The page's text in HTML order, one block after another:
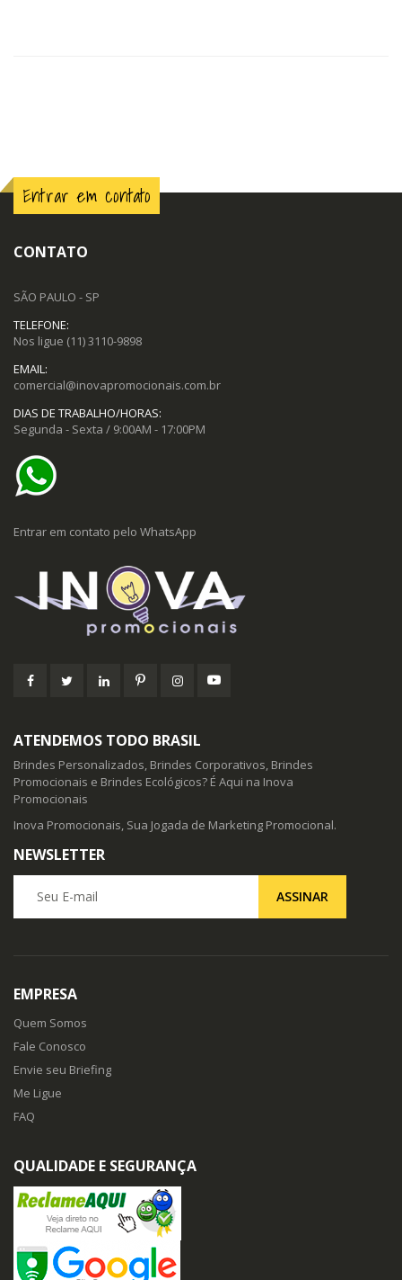
Entrar em contato
CONTATO
SÃO PAULO - SP
TELEFONE:
Nos ligue (11) 3110-9898
EMAIL:
comercial@inovapromocionais.com.br
DIAS DE TRABALHO/HORAS:
Segunda - Sexta / 9:00AM - 17:00PM
Entrar em contato pelo WhatsApp
ATENDEMOS TODO BRASIL
Brindes Personalizados, Brindes Corporativos, Brindes
Promocionais e Brindes Ecológicos? É Aqui na Inova
Promocionais
Inova Promocionais, Sua Jogada de Marketing Promocional.
NEWSLETTER
ASSINAR
EMPRESA
Quem Somos
Fale Conosco
Envie seu Briefing
Me Ligue
FAQ
QUALIDADE E SEGURANÇA